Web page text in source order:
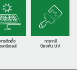
การติดตั้ง
ลาร์เซลส์
การทาสี
ป้องกัน UV